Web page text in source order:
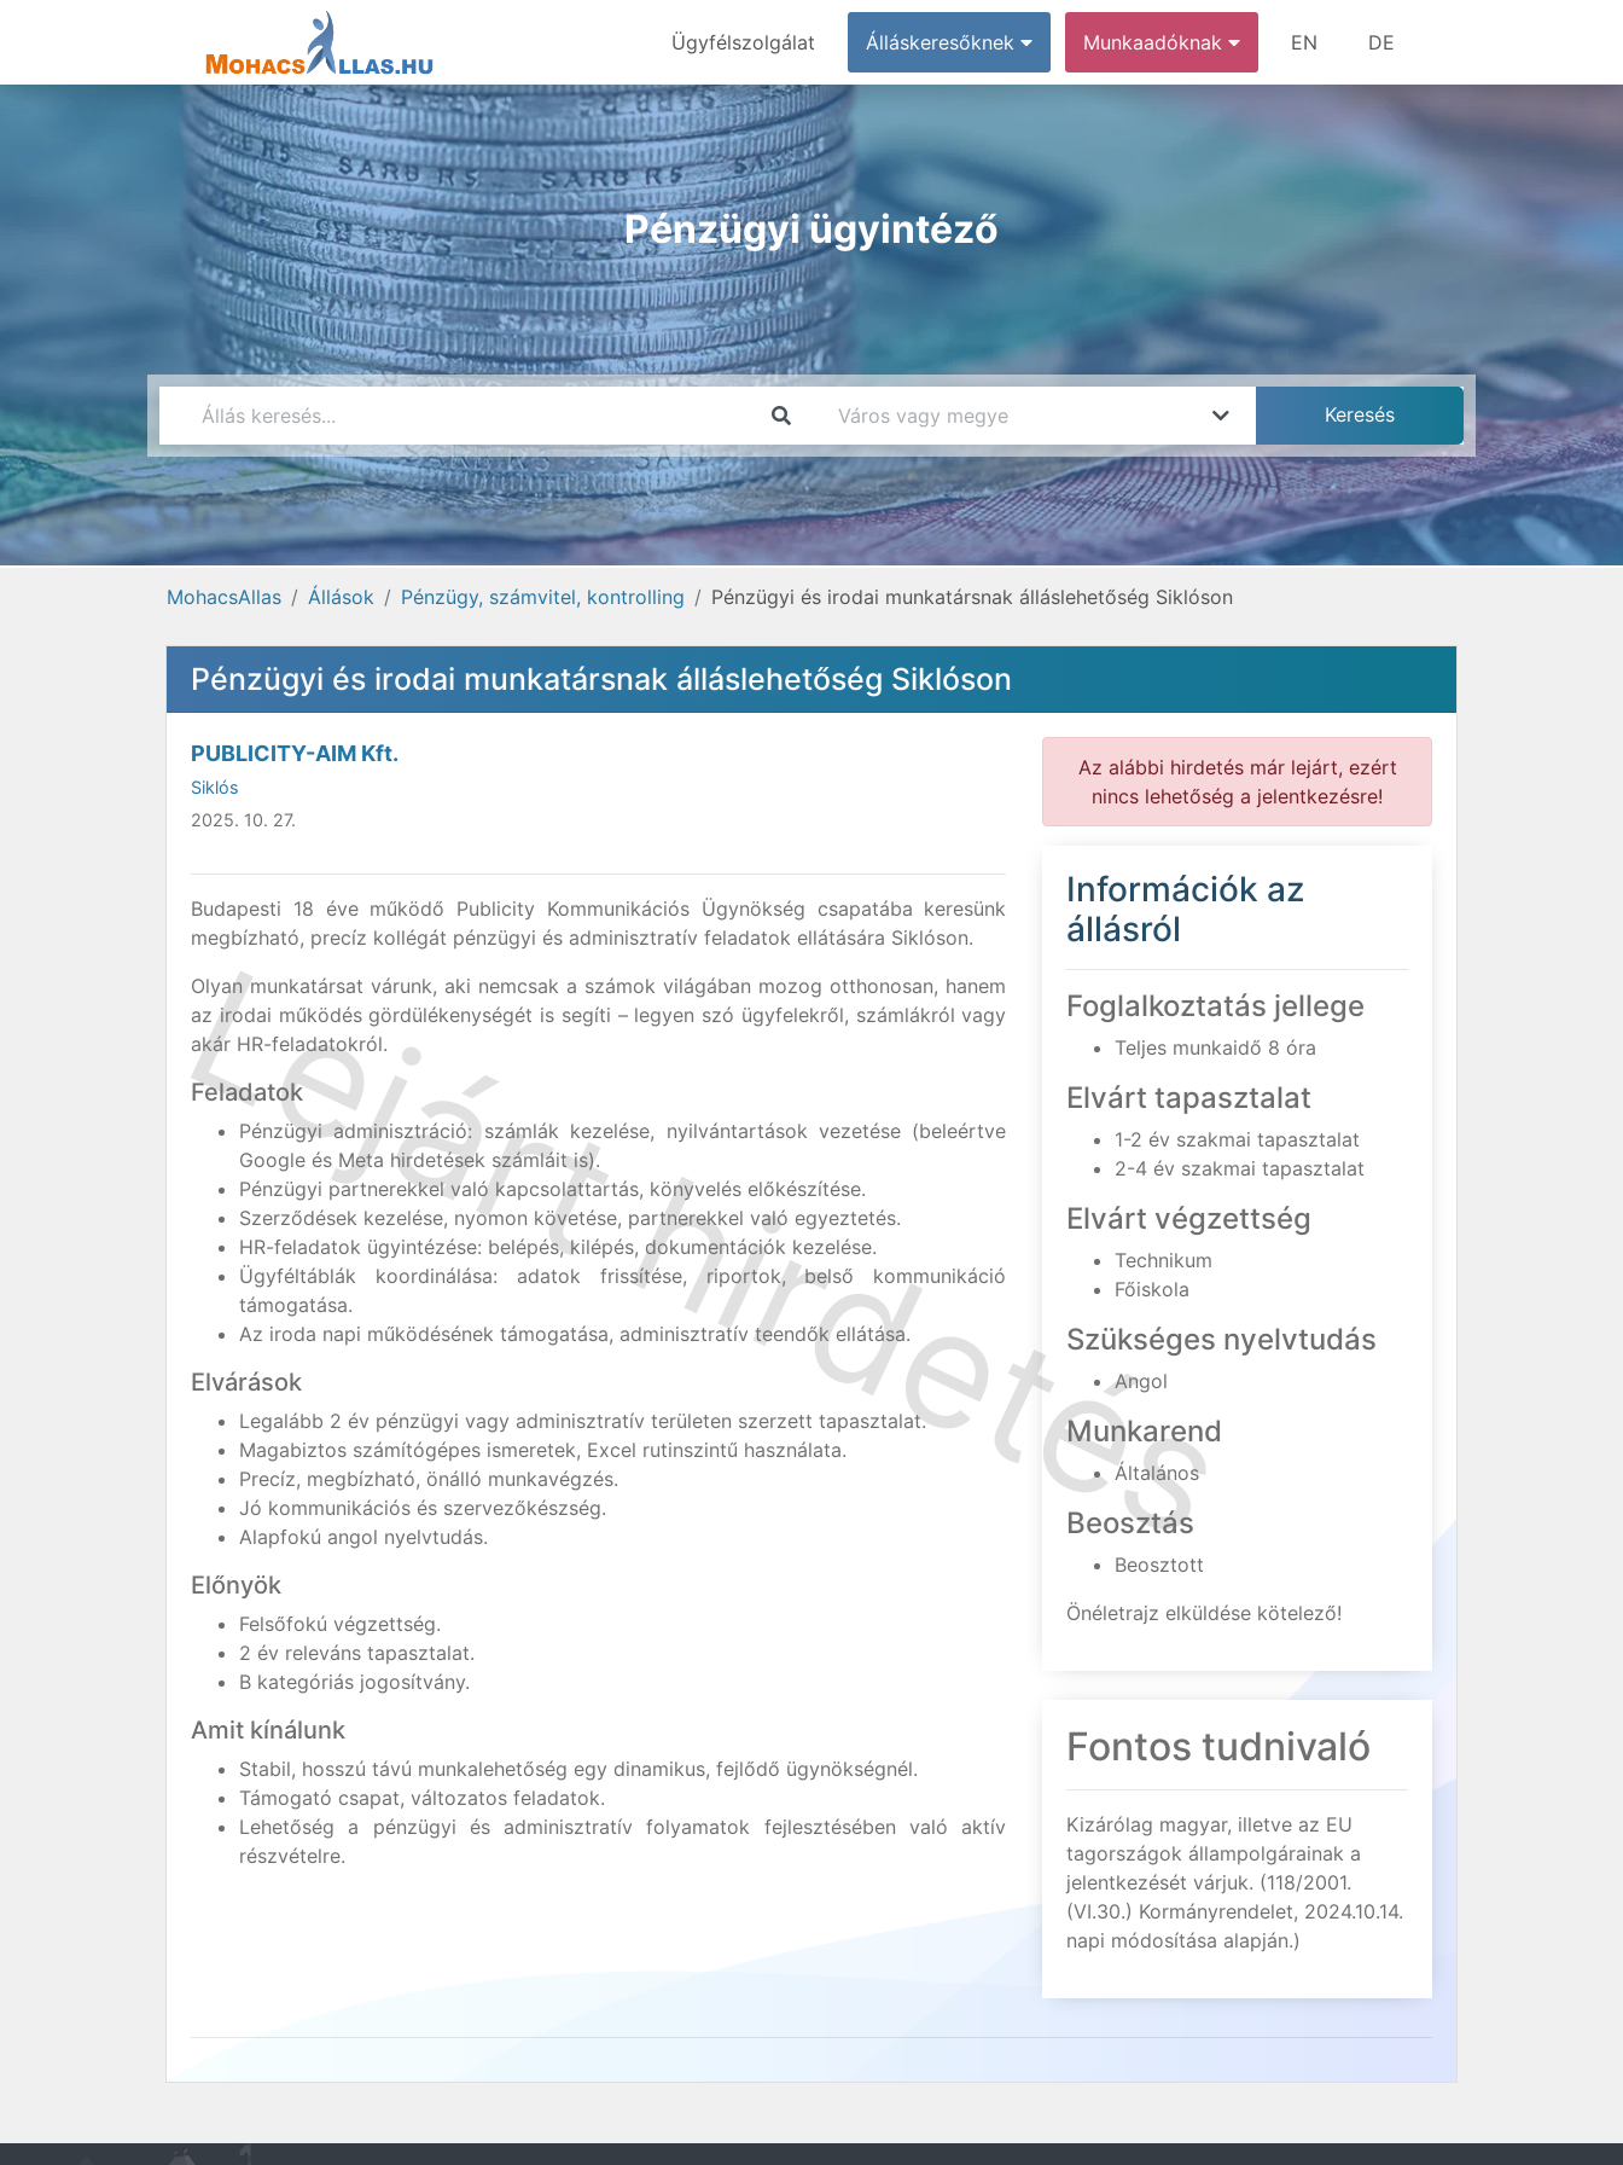
Ügyfélszolgálat Álláskeresőknek Munkaadóknak EN DE
Pénzügyi ügyintéző
MohacsAllas Állások Pénzügy, számvitel, kontrolling Pénzügyi és irodai munkatársnak álláslehetőség Siklóson
Pénzügyi és irodai munkatársnak álláslehetőség Siklóson
PUBLICITY-AIM Kft.
Siklós
2025. 10. 27.
Budapesti 18 éve működő Publicity Kommunikációs Ügynökség csapatába keresünk
megbízható, precíz kollégát pénzügyi és adminisztratív feladatok ellátására Siklóson.
Olyan munkatársat várunk, aki nemcsak a számok világában mozog otthonosan, hanem
az irodai működés gördülékenységét is segíti – legyen szó ügyfelekről, számlákról vagy
akár HR-feladatokról.
Feladatok
Pénzügyi adminisztráció: számlák kezelése, nyilvántartások vezetése (beleértve
Google és Meta hirdetések számláit is).
Pénzügyi partnerekkel való kapcsolattartás, könyvelés előkészítése.
Szerződések kezelése, nyomon követése, partnerekkel való egyeztetés.
HR-feladatok ügyintézése: belépés, kilépés, dokumentációk kezelése.
Ügyféltáblák koordinálása: adatok frissítése, riportok, belső kommunikáció
támogatása.
Az iroda napi működésének támogatása, adminisztratív teendők ellátása.
Elvárások
Legalább 2 év pénzügyi vagy adminisztratív területen szerzett tapasztalat.
Magabiztos számítógépes ismeretek, Excel rutinszintű használata.
Precíz, megbízható, önálló munkavégzés.
Jó kommunikációs és szervezőkészség.
Alapfokú angol nyelvtudás.
Előnyök
Felsőfokú végzettség.
2 év releváns tapasztalat.
B kategóriás jogosítvány.
Amit kínálunk
Stabil, hosszú távú munkalehetőség egy dinamikus, fejlődő ügynökségnél.
Támogató csapat, változatos feladatok.
Lehetőség a pénzügyi és adminisztratív folyamatok fejlesztésében való aktív
részvételre.
Az alábbi hirdetés már lejárt, ezért
nincs lehetőség a jelentkezésre!
Információk az
állásról
Foglalkoztatás jellege
Teljes munkaidő 8 óra
Elvárt tapasztalat
1-2 év szakmai tapasztalat
2-4 év szakmai tapasztalat
Elvárt végzettség
Technikum
Főiskola
Szükséges nyelvtudás
Angol
Munkarend
Általános
Beosztás
Beosztott
Önéletrajz elküldése kötelező!
Fontos tudnivaló
Kizárólag magyar, illetve az EU
tagországok állampolgárainak a
jelentkezését várjuk. (118/2001.
(VI.30.) Kormányrendelet, 2024.10.14.
napi módosítása alapján.)